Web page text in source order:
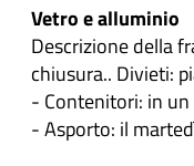
Vetro e alluminio
Descrizione della
chiusura.. Divieti:
- Contenitori: in
- Asporto: il